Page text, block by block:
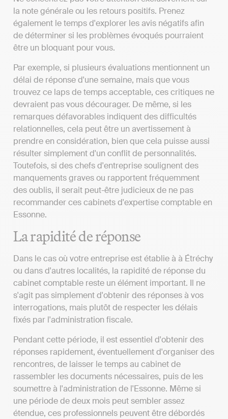
la note générale ou les retours positifs. Prenez
également le temps d'explorer les avis négatifs afin
de déterminer si les problèmes évoqués pourraient
être un bloquant pour vous.
Par exemple, si plusieurs évaluations mentionnent un
délai de réponse d'une semaine, mais que vous
trouvez ce laps de temps acceptable, ces critiques ne
devraient pas vous décourager. De même, si les
remarques défavorables indiquent des difficultés
relationnelles, cela peut être un avertissement à
prendre en considération, bien que cela puisse aussi
résulter simplement d'un conflit de personnalités.
Toutefois, si des chefs d'entreprise soulignent des
manquements graves ou rapportent fréquemment
des oublis, il serait peut-être judicieux de ne pas
recommander ces cabinets d'expertise comptable en
Essonne.
La rapidité de réponse
Dans le cas où votre entreprise est établie à à Étréchy
ou dans d'autres localités, la rapidité de réponse du
cabinet comptable reste un élément important. Il ne
s'agit pas simplement d'obtenir des réponses à vos
interrogations, mais plutôt de respecter les délais
fixés par l'administration fiscale.
Pendant cette période, il est essentiel d'obtenir des
réponses rapidement, éventuellement d'organiser des
rencontres, de laisser le temps au cabinet de
rassembler les documents nécessaires, puis de les
soumettre à l'administration de l'Essonne. Même si
une période de deux mois peut sembler assez
étendue, ces professionnels peuvent être débordés